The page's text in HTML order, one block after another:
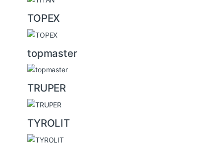
TOPEX
topmaster
TRUPER
TYROLIT